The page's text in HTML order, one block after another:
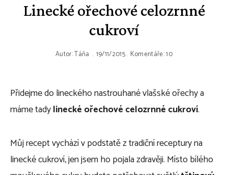
Linecké ořechové celozrnné
cukroví
Autor:Táňa 19/11/2015 Komentáře: 10
Přidejme do lineckého nastrouhané vlašské ořechy a
máme tadylinecké ořechové celozrnné cukroví.
Můj recept vychází v podstatě z tradiční receptury na
linecké cukroví, jen jsem ho pojala zdravěji. Místo bílého